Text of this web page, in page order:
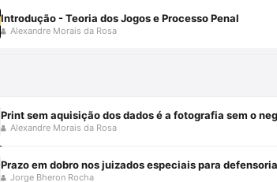
Introdução - Teoria dos Jogos e Processo Penal
Alexandre Morais da Rosa
Print sem aquisição dos dados é a fotografia sem o
Alexandre Morais da Rosa
Prazo em dobro nos juizados especiais para
Jorge Bheron Rocha